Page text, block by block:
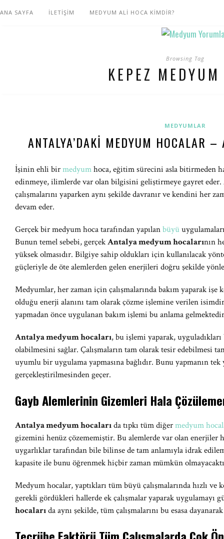
ANA SAYFA İLETİŞİM MEDYUM ALİ HOCA KİMDİR?
Browsing Tag
KEPEZ
MEDYUMLAR
ANTALYA’DAKI MEDYUM HOCALAR
İşinin ehli birmedyumhoca, eğitim sürecini asla bitirmeden
edinmeye, ilimlerde var olan bilgisini geliştirmeye gayret eder.
çalışmalarını yaparken aynı şekilde davranır ve kendini her
devam eder.
Gerçek bir medyum hoca tarafından yapılanbüyü
Bunun temel sebebi, gerçekAntalya medyum hocalarının
yüksek olmasıdır. Bilgiye sahip oldukları için kullanılacak
güçleriyle de öte alemlerden gelen enerjileri doğru şekilde
Medyumlar, her zaman için çalışmalarında bakım yaparak işe
olduğu enerji alanını tam olarak çözme işlemine verilen
yapmadan önce uygulanan bakım işlemi bu anlama
Antalya medyum hocaları, bu işlemi yaparak,
olabilmesini sağlar. Çalışmaların tam olarak tesir edebilmesi
uyumlu bir uygulama yapmasına bağlıdır. Bunu yapmanın tek
gerçekleştirilmesinden geçer.
Gayb Alemlerinin Gizemleri Hala
Antalya medyum hocalarıda tıpkı tüm diğermedyum
gizemini henüz çözememiştir. Bu alemlerde var olan enerjiler
uygarlıklar tarafından bile bilinse de tam anlamıyla idrak
kapasite ile bunu öğrenmek hiçbir zaman mümkün
Medyum hocalar, yaptıkları tüm büyü çalışmalarında hızlı ve
gerekli gördükleri hallerde ek çalışmalar yaparak uygulamayı
hocalarıda aynı şekilde, tüm çalışmalarını bu esasa